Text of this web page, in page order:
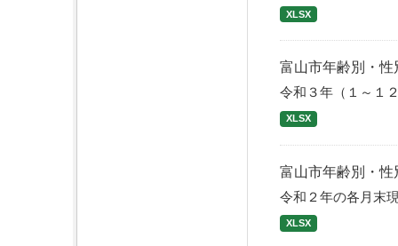
XLSX
富山市年齢別・
令和３年（１～１
XLSX
富山市年齢別・
令和２年の各月末
XLSX